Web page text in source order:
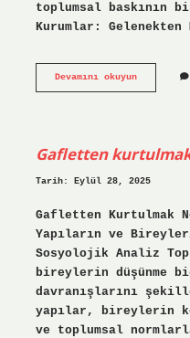
toplumsal baskının
Kurumlar: Gelenekten
Devamını okuyunDüğünde
?
Gafletten
Tarih: Eylül 28, 2025
Gafletten Kurtulmak
Yapıların ve
Sosyolojik Analiz
bireylerin düşünme
davranışlarını
yapılar, bireylerin
ve toplumsal